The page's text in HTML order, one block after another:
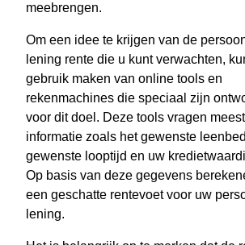
meebrengen.
Om een idee te krijgen van de
lening rente die u kunt verwachten,
gebruik maken van online tools en
rekenmachines die speciaal zijn
voor dit doel. Deze tools vragen
informatie zoals het gewenste
gewenste looptijd en uw
Op basis van deze gegevens
een geschatte rentevoet voor uw
lening.